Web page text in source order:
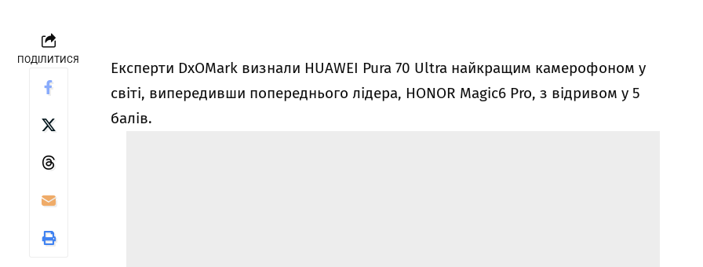
ПОДІЛИТИСЯ
Експерти DxOMark визнали HUAWEI Pura 70 Ultra найкращим камерофоном у
світі, випередивши попереднього лідера, HONOR Magic6 Pro, з відривом у 5
балів.